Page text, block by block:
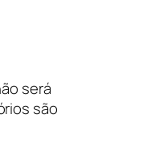
será
são